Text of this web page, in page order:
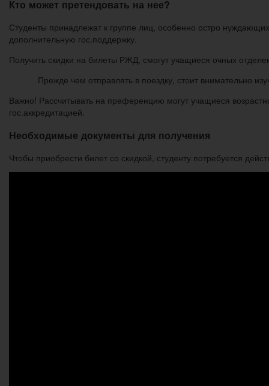
Кто может претендовать на нее?
Студенты принадлежат к группе лиц, особенно остро
дополнительную гос.поддержку.
Получить скидки на билеты РЖД, смогут учащиеся очных
Прежде чем отправлять в поездку, стоит внимательно
Важно! Рассчитывать на преференцию могут учащиеся
гос.аккредитацией.
Необходимые документы для получения
Чтобы приобрести билет со скидкой, студенту потребуется